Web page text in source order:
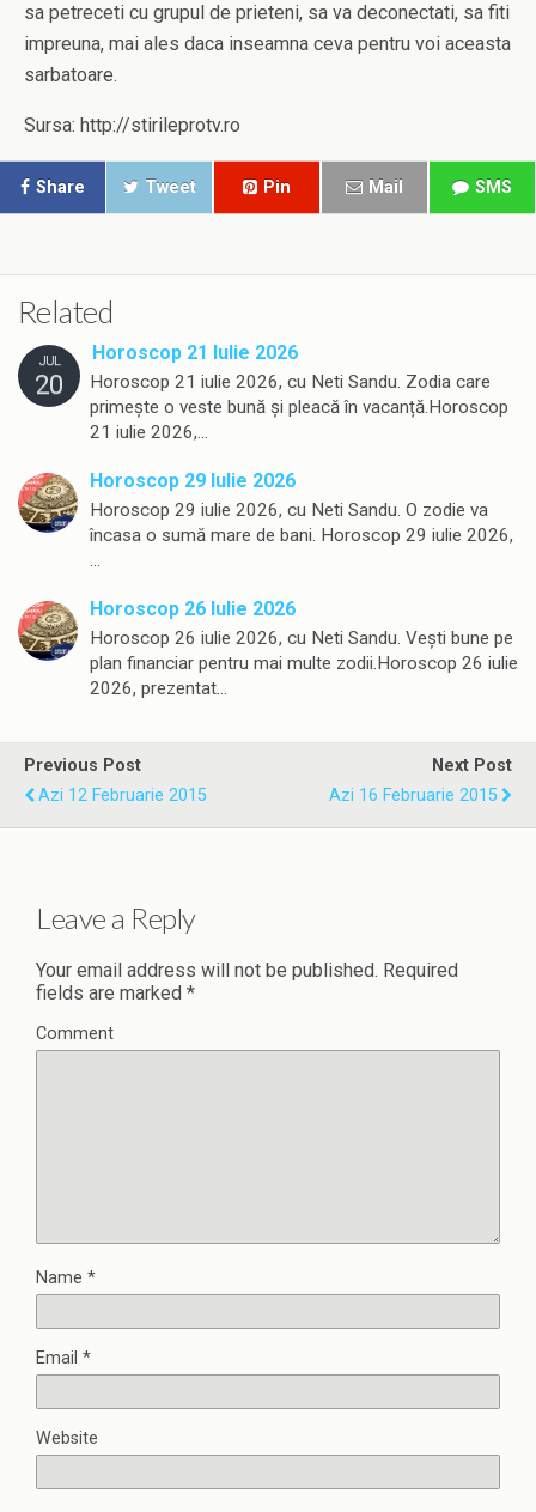
sa petreceti cu grupul de prieteni, sa va deconectati, sa fiti
impreuna, mai ales daca inseamna ceva pentru voi aceasta
sarbatoare.
Sursa: http://stirileprotv.ro
Share Tweet Pin Mail SMS
Related
JUL
20
Horoscop 21 Iulie 2026
Horoscop 21 iulie 2026, cu Neti Sandu. Zodia care
primește o veste bună și pleacă în vacanță.Horoscop
21 iulie 2026,…
Horoscop 29 Iulie 2026
Horoscop 29 iulie 2026, cu Neti Sandu. O zodie va
încasa o sumă mare de bani. Horoscop 29 iulie 2026,
…
Horoscop 26 Iulie 2026
Horoscop 26 iulie 2026, cu Neti Sandu. Vești bune pe
plan financiar pentru mai multe zodii.Horoscop 26 iulie
2026, prezentat…
Previous Post
Azi 12 Februarie 2015
Next Post
Azi 16 Februarie 2015
Leave a Reply
Your email address will not be published. Required
fields are marked *
Comment
Name *
Email *
Website